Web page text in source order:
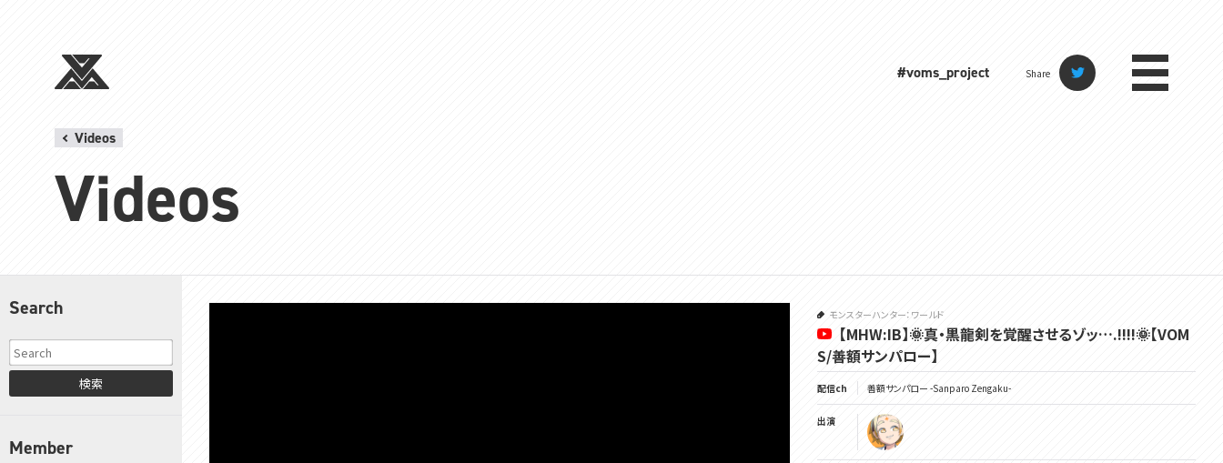
#voms_project Share
Videos
Videos
Search
検索
Member
モンスターハンター：ワールド
【MHW:IB】🌞真・黒龍剣を覚醒させるゾッ….!!!!🌞【VOM
S/善額サンパロー】
配信ch 善額サンパロー -Sanparo Zengaku-
出演